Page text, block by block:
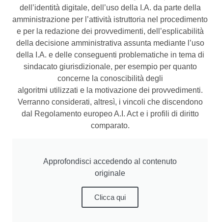
dell’identità digitale, dell’uso della I.A. da parte della
amministrazione per l’attività istruttoria nel procedimento
e per la redazione dei provvedimenti, dell’esplicabilità
della decisione amministrativa assunta mediante l’uso
della I.A. e delle conseguenti problematiche in tema di
sindacato giurisdizionale, per esempio per quanto
concerne la conoscibilità degli
algoritmi utilizzati e la motivazione dei provvedimenti.
Verranno considerati, altresì, i vincoli che discendono
dal Regolamento europeo A.I. Act e i profili di diritto
comparato.
Approfondisci accedendo al contenuto
originale
Clicca qui